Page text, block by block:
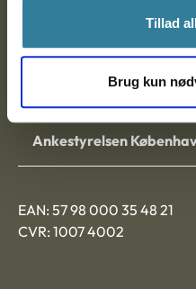
Tillad
Brug kun
Ankestyrelsen Aalborg
Ankestyrelsen
EAN: 57 98 000 35 48 21
CVR: 1007 4002